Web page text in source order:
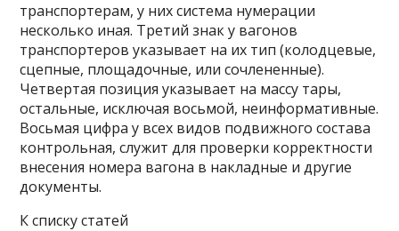
транспортерам, у них система нумерации
несколько иная. Третий знак у вагонов
транспортеров указывает на их тип (колодцевые,
сцепные, площадочные, или сочлененные).
Четвертая позиция указывает на массу тары,
остальные, исключая восьмой, неинформативные.
Восьмая цифра у всех видов подвижного состава
контрольная, служит для проверки корректности
внесения номера вагона в накладные и другие
документы.
К списку статей